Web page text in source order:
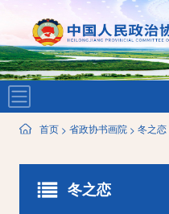
首页 > 省政协书画院 > 冬之恋
冬之恋